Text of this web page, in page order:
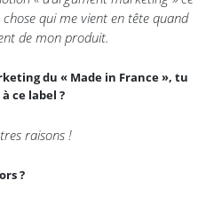
chose qui me vient en tête quand
de mon produit.
du « Made in France », tu
ce label ?
raisons !
?